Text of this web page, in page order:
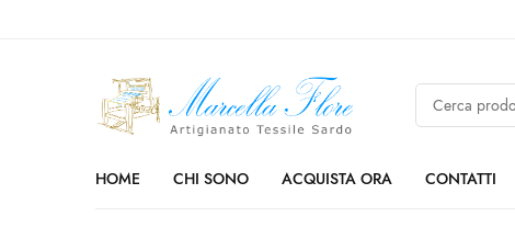
HOME CHI SONO ACQUISTA ORA CONTATTI